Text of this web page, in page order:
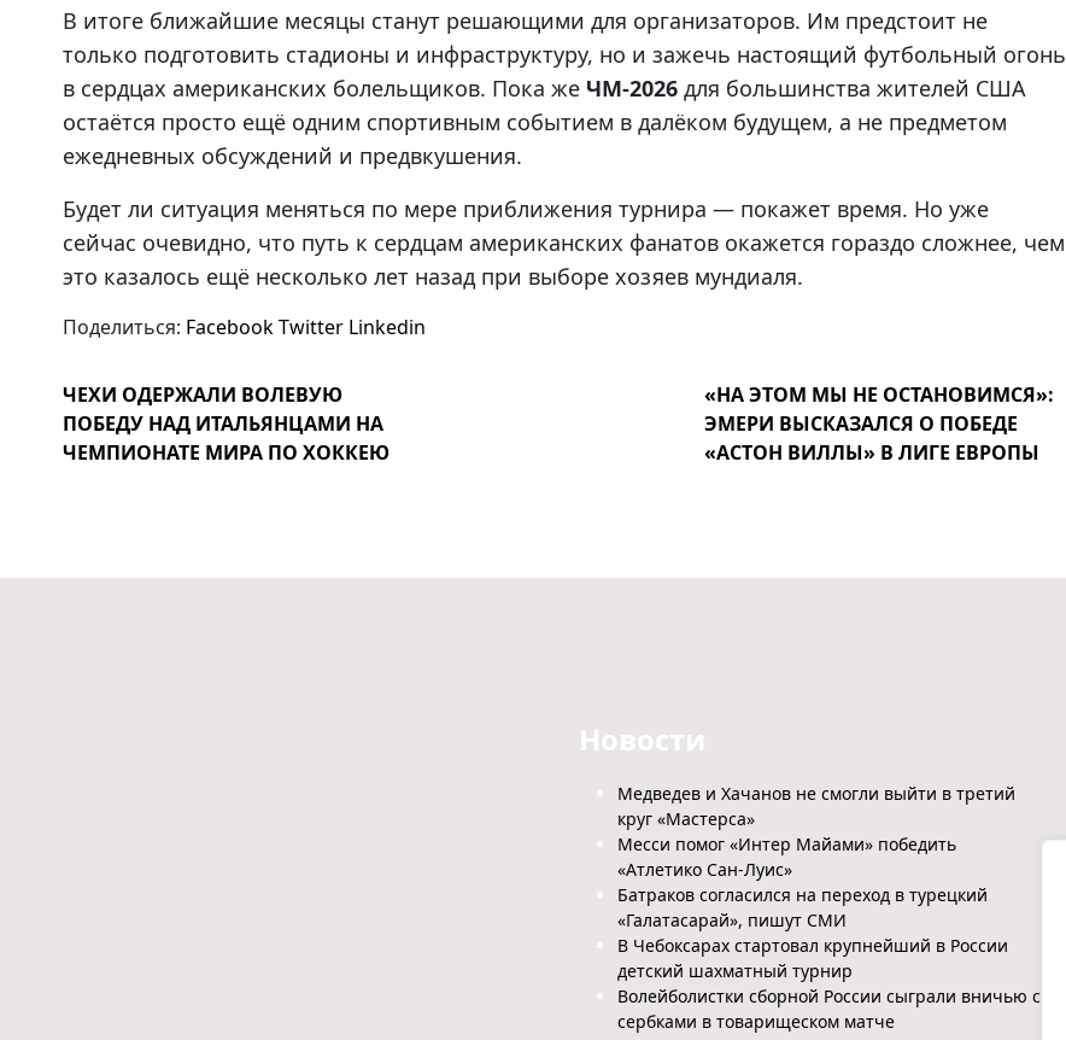
В итоге ближайшие месяцы станут решающими для организаторов. Им предстоит не
только подготовить стадионы и инфраструктуру, но и зажечь настоящий футбольный огонь
в сердцах американских болельщиков. Пока же ЧМ-2026 для большинства жителей США
остаётся просто ещё одним спортивным событием в далёком будущем, а не предметом
ежедневных обсуждений и предвкушения.
Будет ли ситуация меняться по мере приближения турнира — покажет время. Но уже
сейчас очевидно, что путь к сердцам американских фанатов окажется гораздо сложнее, чем
это казалось ещё несколько лет назад при выборе хозяев мундиаля.
Поделиться: FacebookTwitter Linkedin
ЧЕХИ ОДЕРЖАЛИ ВОЛЕВУЮ
ПОБЕДУ НАД ИТАЛЬЯНЦАМИ НА
ЧЕМПИОНАТЕ МИРА ПО ХОККЕЮ
«НА ЭТОМ МЫ НЕ ОСТАНОВИМСЯ»:
ЭМЕРИ ВЫСКАЗАЛСЯ О ПОБЕДЕ
«АСТОН ВИЛЛЫ» В ЛИГЕ ЕВРОПЫ
Новости
Медведев и Хачанов не смогли выйти в третий
круг «Мастерса»
Месси помог «Интер Майами» победить
«Атлетико Сан-Луис»
Батраков согласился на переход в турецкий
«Галатасарай», пишут СМИ
В Чебоксарах стартовал крупнейший в России
детский шахматный турнир
Волейболистки сборной России сыграли вничью с
сербками в товарищеском матче